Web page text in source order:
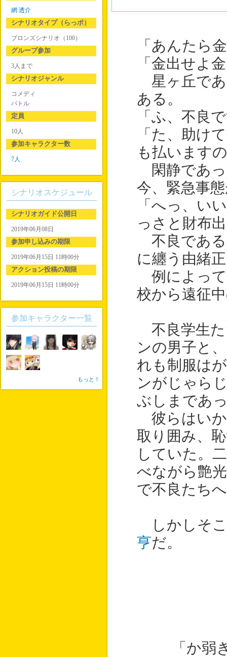
「あんたら
「金出せよ
星ヶ丘であ
ある。
「ふ、不良
「た、助け
も払います
閑静であっ
今、緊急事
「へっ、い
っさと財布
不良である
に纏う由緒
例によって
校から遠征
不良学生た
ンの男子と
れも制服は
ンがじゃら
ぶしまであ
彼らはいか
取り囲み、
していた。
べながら艶
で不良たち
しかしそこ
亨だ。
「か
網 透介
シナリオタイプ（らっポ）
ブロンズシナリオ（100）
グループ参加
3人まで
シナリオジャンル
コメディ
バトル
定員
10人
参加キャラクター数
7人
シナリオスケジュール
シナリオガイド公開日
2019年06月08日
参加申し込みの期限
2019年06月15日 11時00分
アクション投稿の期限
2019年06月15日 11時00分
参加キャラクター一覧
もっと！